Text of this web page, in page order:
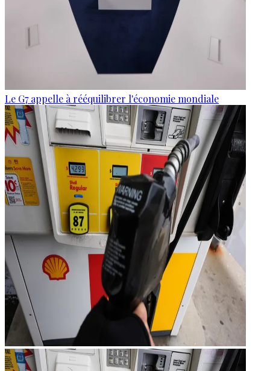
Le G7 appelle à rééquilibrer l'économie mondiale